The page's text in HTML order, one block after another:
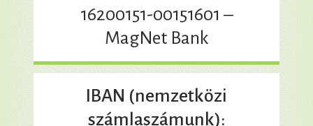
16200151-00151601 –
MagNet Bank
IBAN (nemzetközi
számlaszámunk):